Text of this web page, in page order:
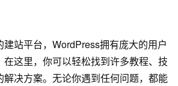
站平台，WordPress拥有庞大的用户
这里，你可以轻松找到许多教程、技
决方案。无论你遇到任何问题，都能